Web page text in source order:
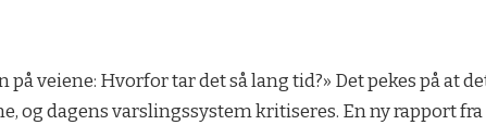
veiene: Hvorfor tar det så lang tid?» Det pekes på at
og dagens varslingssystem kritiseres. En ny rapport fra